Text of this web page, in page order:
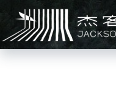
主
要